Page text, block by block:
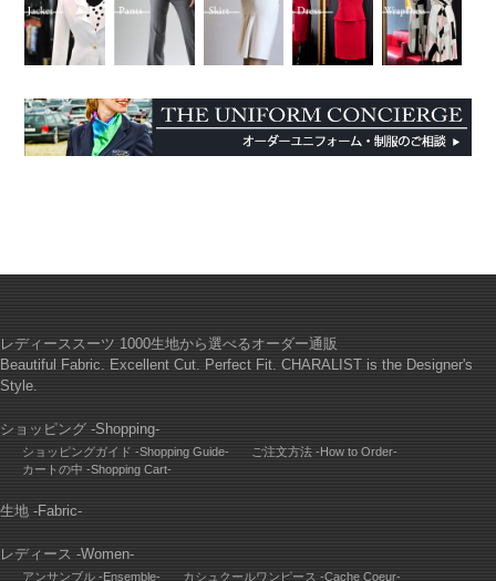
レディーススーツ 1000生地から選べるオーダー通販
Beautiful Fabric. Excellent Cut. Perfect Fit. CHARALIST is the Designer's
Style.
ショッピング -Shopping-
ショッピングガイド -Shopping Guide-
ご注文方法 -How to Order-
カートの中 -Shopping Cart-
生地 -Fabric-
レディース -Women-
アンサンブル -Ensemble- カシュクールワンピース -Cache Coeur-